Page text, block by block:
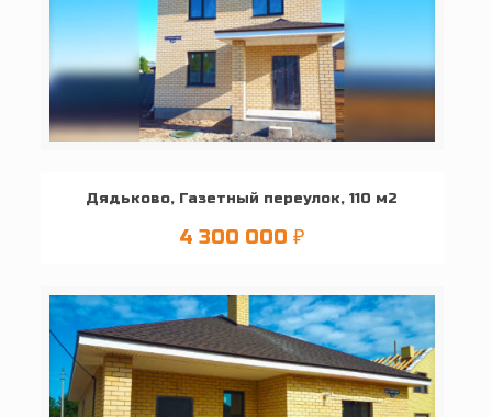
Дядьково, Газетный переулок, 110 м2
4 300 000₽